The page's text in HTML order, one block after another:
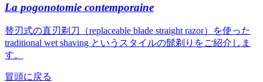
La pogonotomie contemporaine
替刃式の直刃剃刀（replaceable blade straight razor）を使った
traditional wet shaving というスタイルの髭剃りをご紹介しま
す。
冒頭に戻る